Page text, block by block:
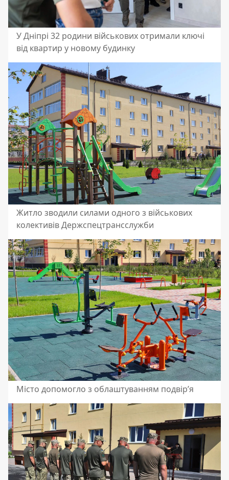
У Дніпрі 32 родини військових отримали ключі
від квартир у новому будинку
Житло зводили силами одного з військових
колективів Держспецтрансслужби
Місто допомогло з облаштуванням подвірʼя